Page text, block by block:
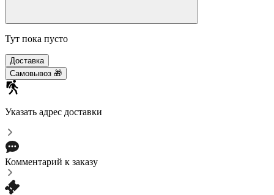
Тут пока пусто
Доставка
Самовывоз 🎁
Указать адрес доставки
Комментарий к заказу